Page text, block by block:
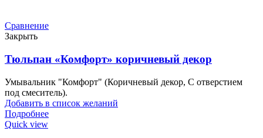
Сравнение
Закрыть
Тюльпан «Комфорт» коричневый декор
Умывальник "Комфорт" (Коричневый декор, С отверстием
под смеситель).
Добавить в список желаний
Подробнее
Quick view